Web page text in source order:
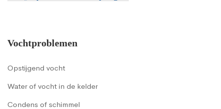
Vochtproblemen
Opstijgend vocht
Water of vocht in de kelder
Condens of schimmel